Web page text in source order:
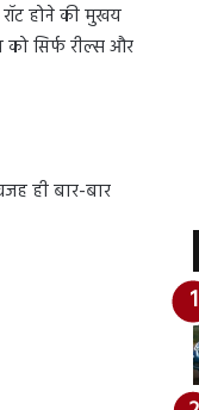
होने की मुखय
सिर्फ रील्स और
ही बार-बार